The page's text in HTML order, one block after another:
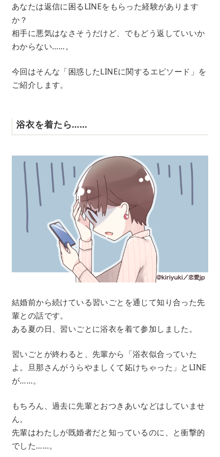
u
e
あなたは返信に困るLINEをもらった経験があります
か？
相手に悪気はなさそうだけど、でもどう返していいか
わからない……。
今回はそんな「困惑したLINEに関するエピソード」を
ご紹介します。
浴衣を着たら……
結婚前から続けている習いごとを通じて知り合った先
輩との話です。
ある夏の日、習いごとに浴衣を着て参加しました。
習いごとが終わると、先輩から「浴衣似合っていた
よ。旦那さんがうらやましくて妬けちゃった」とLINE
が……。
もちろん、過去に先輩とおつきあいなどはしていませ
ん。
先輩はわたしが既婚者だと知っているのに、と衝撃的
でした……。